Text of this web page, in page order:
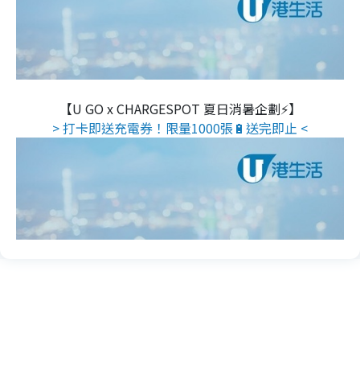
【U GO x CHARGESPOT 夏日消暑企劃⚡】
> 打卡即送充電券！限量1000張🔋送完即止 <